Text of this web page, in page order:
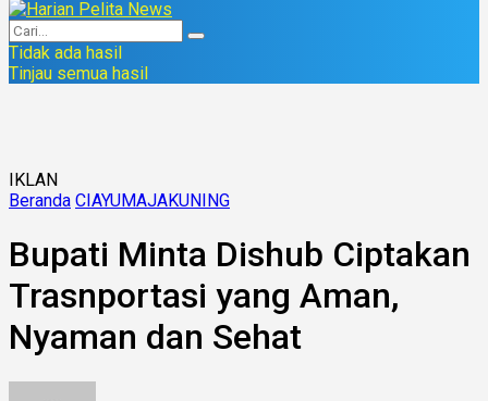
Tidak ada hasil
Tinjau semua hasil
IKLAN
Beranda CIAYUMAJAKUNING
Bupati Minta Dishub Ciptakan
Trasnportasi yang Aman,
Nyaman dan Sehat